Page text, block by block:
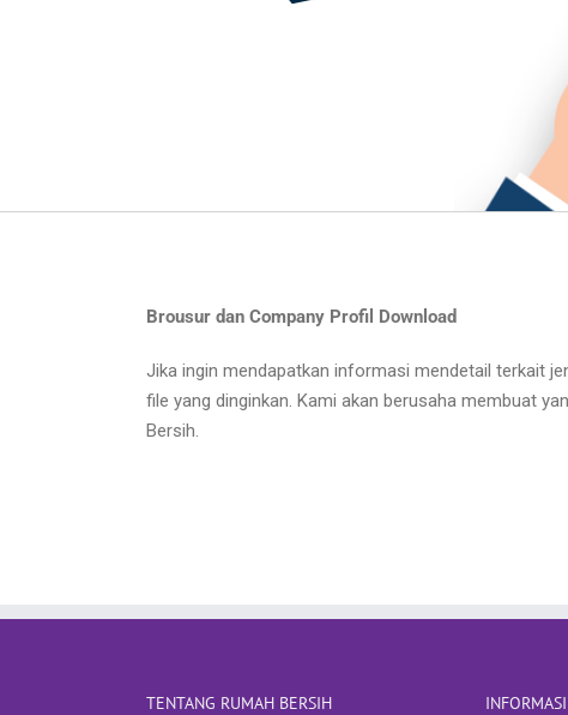
Brousur dan Company Profil Download
Jika ingin mendapatkan informasi mendetail terkait
file yang dinginkan. Kami akan berusaha membuat
Bersih.
TENTANG RUMAH BERSIH INFORMASI